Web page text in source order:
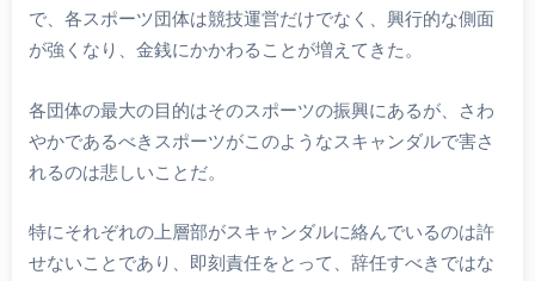
で、各スポーツ団体は競技運営だけでなく、興行的な側面
が強くなり、金銭にかかわることが増えてきた。
各団体の最大の目的はそのスポーツの振興にあるが、さわ
やかであるべきスポーツがこのようなスキャンダルで害さ
れるのは悲しいことだ。
特にそれぞれの上層部がスキャンダルに絡んでいるのは許
せないことであり、即刻責任をとって、辞任すべきではな